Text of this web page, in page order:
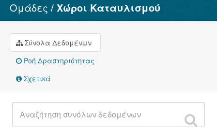
Σύνολα Δεδομένων
Φορείς
Ομάδες
Σχετικά
Ομάδες Χώροι Καταυλισμού
Σύνολα Δεδομένων
Ροή Δραστηριότητας
Σχετικά